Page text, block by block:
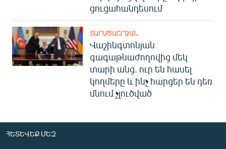
ցուցահանդեսում
ՏԱՐԱԾԱՇՐՋԱՆ
Վաշինգտոնյան
գագաթնաժողովից մեկ
տարի անց. ուր են հասել
կողմերը և ինչ հարցեր են դեռ
մնում չլուծված
ՀԵՏԵՎԵՔ ՄԵԶ